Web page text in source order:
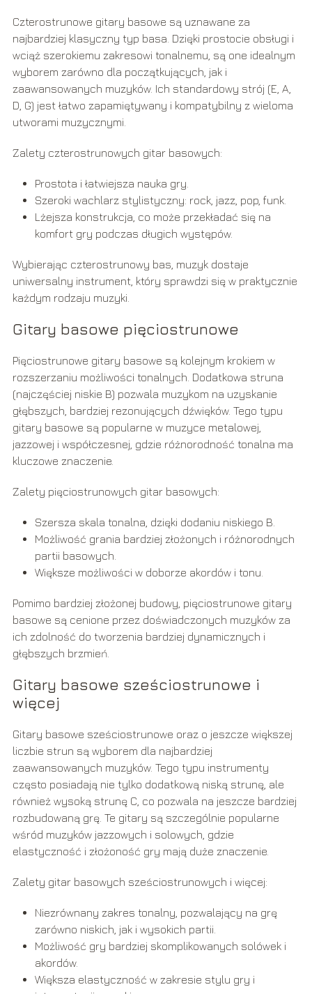
Czterostrunowe gitary basowe są uznawane za
najbardziej klasyczny typ basa. Dzięki prostocie obsługi i
wciąż szerokiemu zakresowi tonalnemu, są one idealnym
wyborem zarówno dla początkujących, jak i
zaawansowanych muzyków. Ich standardowy strój (E, A,
D, G) jest łatwo zapamiętywany i kompatybilny z wieloma
utworami muzycznymi.
Zalety czterostrunowych gitar basowych:
Prostota i łatwiejsza nauka gry.
Szeroki wachlarz stylistyczny: rock, jazz, pop, funk.
Lżejsza konstrukcja, co może przekładać się na
komfort gry podczas długich występów.
Wybierając czterostrunowy bas, muzyk dostaje
uniwersalny instrument, który sprawdzi się w praktycznie
każdym rodzaju muzyki.
Gitary basowe pięciostrunowe
Pięciostrunowe gitary basowe są kolejnym krokiem w
rozszerzaniu możliwości tonalnych. Dodatkowa struna
(najczęściej niskie B) pozwala muzykom na uzyskanie
głębszych, bardziej rezonujących dźwięków. Tego typu
gitary basowe są popularne w muzyce metalowej,
jazzowej i współczesnej, gdzie różnorodność tonalna ma
kluczowe znaczenie.
Zalety pięciostrunowych gitar basowych:
Szersza skala tonalna, dzięki dodaniu niskiego B.
Możliwość grania bardziej złożonych i różnorodnych
partii basowych.
Większe możliwości w doborze akordów i tonu.
Pomimo bardziej złożonej budowy, pięciostrunowe gitary
basowe są cenione przez doświadczonych muzyków za
ich zdolność do tworzenia bardziej dynamicznych i
głębszych brzmień.
Gitary basowe sześciostrunowe i
więcej
Gitary basowe sześciostrunowe oraz o jeszcze większej
liczbie strun są wyborem dla najbardziej
zaawansowanych muzyków. Tego typu instrumenty
często posiadają nie tylko dodatkową niską strunę, ale
również wysoką strunę C, co pozwala na jeszcze bardziej
rozbudowaną grę. Te gitary są szczególnie popularne
wśród muzyków jazzowych i solowych, gdzie
elastyczność i złożoność gry mają duże znaczenie.
Zalety gitar basowych sześciostrunowych i więcej:
Niezrównany zakres tonalny, pozwalający na grę
zarówno niskich, jak i wysokich partii.
Możliwość gry bardziej skomplikowanych solówek i
akordów.
Większa elastyczność w zakresie stylu gry i